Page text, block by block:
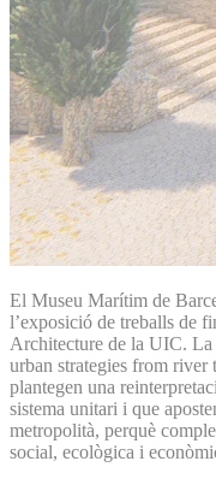
El Museu Marítim de
l’exposició de treballs de
Architecture de la UIC. La
urban strategies from river
plantegen una
sistema unitari i que
metropolità, perquè
social, ecològica i